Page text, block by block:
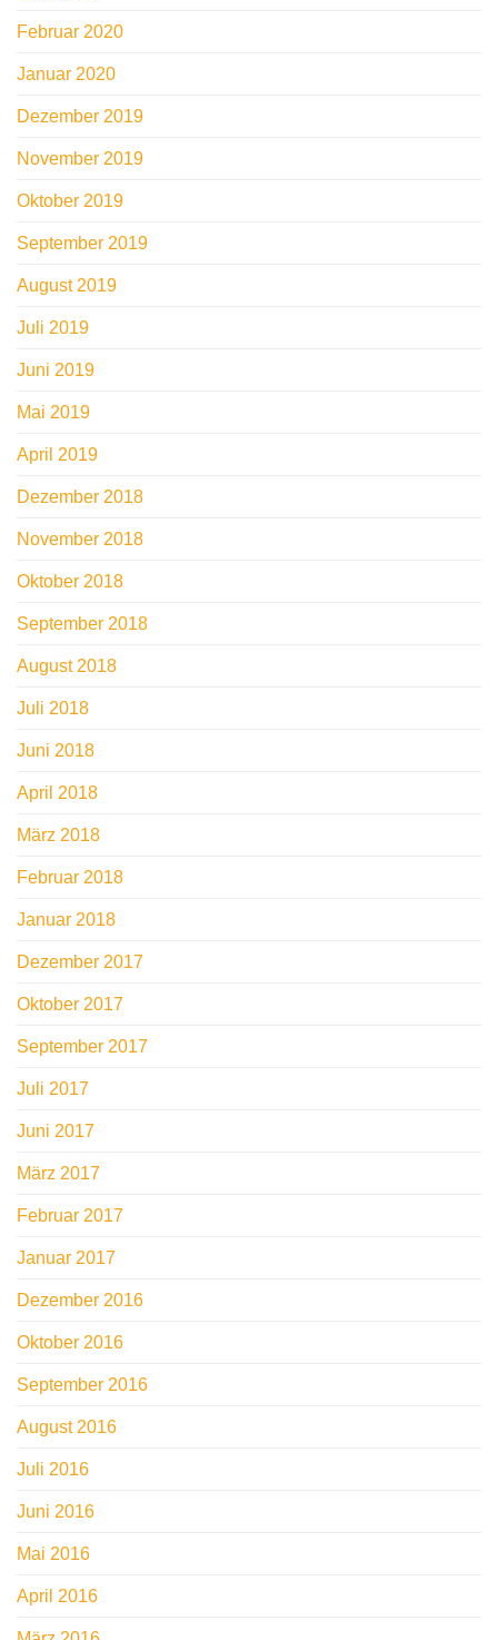
Februar 2020
Januar 2020
Dezember 2019
November 2019
Oktober 2019
September 2019
August 2019
Juli 2019
Juni 2019
Mai 2019
April 2019
Dezember 2018
November 2018
Oktober 2018
September 2018
August 2018
Juli 2018
Juni 2018
April 2018
März 2018
Februar 2018
Januar 2018
Dezember 2017
Oktober 2017
September 2017
Juli 2017
Juni 2017
März 2017
Februar 2017
Januar 2017
Dezember 2016
Oktober 2016
September 2016
August 2016
Juli 2016
Juni 2016
Mai 2016
April 2016